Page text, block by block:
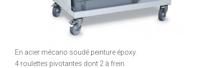
En acier mécano soudé peinture époxy.
4 roulettes pivotantes dont 2 à frein.